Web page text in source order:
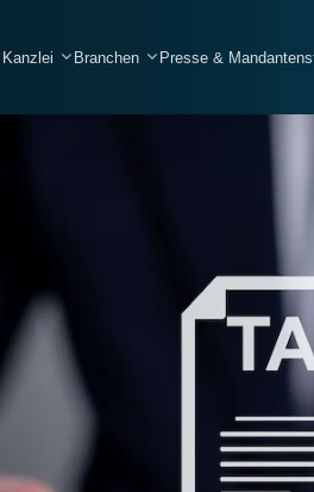
Branchen
Bau- und
Gebäudereinigung
Presse &